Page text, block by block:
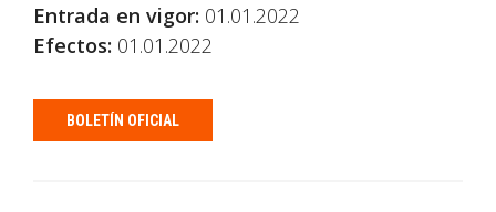
Entrada en vigor: 01.01.2022
Efectos: 01.01.2022
BOLETÍN OFICIAL